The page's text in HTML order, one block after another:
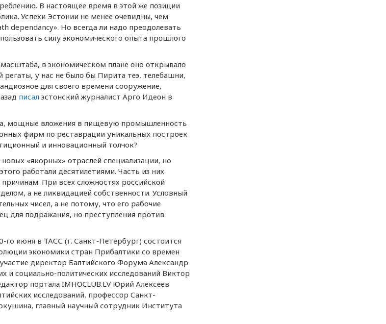
В настоящее время в этой же позиции
Успехи Эстонии не менее очевидны, чем
dependancy». Но всегда ли надо преодолевать
силу экономического опыта прошлого
в экономическом плане оно открывало
у нас не было бы Пирита теэ, телебашни,
для своего времени сооружение,
писал эстонский журналист Арго Идеон в
мощные вложения в пищевую промышленность
фирм по реставрации уникальных построек
и инновационный толчок?
«якорных» отраслей специализации, но
работали десятилетиями. Часть из них
При всех сложностях российской
а не ликвидацией собственности. Условный
чисел, а не потому, что его рабочие
для подражания, но преступления против
июня в ТАСС (г. Санкт-Петербург) состоится
экономики стран Прибалтики со времен
директор Балтийского Форума Александр
и социально-политических исследований Виктор
портала IMHOCLUB.LV Юрий Алексеев
исследований, профессор Санкт-
главный научный сотрудник Института